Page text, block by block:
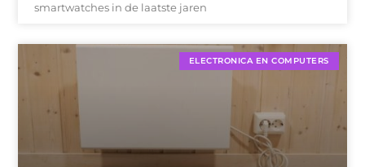
smartwatches in de laatste jaren
ELECTRONICA EN COMPUTERS